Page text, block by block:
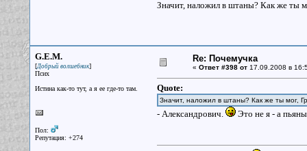
Значит, наложил в штаны? Как же ты
G.E.M.
[Добрый волшебник]
Псих
Истина как-то тут, а я ее где-то там.
Пол:
Репутация: +274
Re: Почемучка
« Ответ #398 от17.09.2008 в
Quote:
Значит, наложил в штаны? Как же ты мог,
- Александрович. Это не я - а